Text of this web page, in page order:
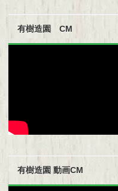
有樹造園 CM
有樹造園 動画CM